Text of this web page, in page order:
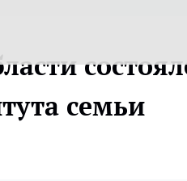
семьи